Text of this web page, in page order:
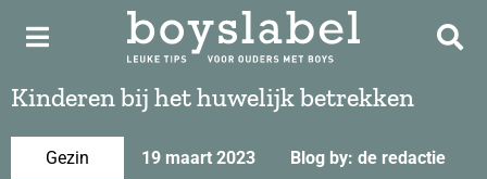
Kinderen bij het huwelijk betrekken
Gezin 19 maart 2023 Blog by: de redactie